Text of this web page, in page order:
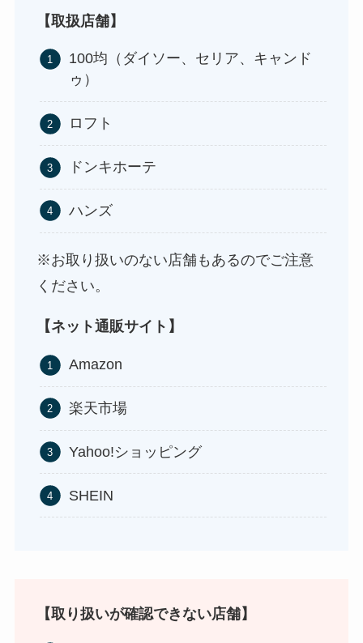
やニトリ？
アサイーの冷凍はどこに売ってる？コストコや業
食紅はどこで買える？ダイソーやセリアなどの100
均で売ってる？
【取扱店舗】
100均（ダイソー、セリア、キャンド
ゥ）
ロフト
ドンキホーテ
ハンズ
※お取り扱いのない店舗もあるのでご注意
ください。
【ネット通販サイト】
Amazon
楽天市場
Yahoo!ショッピング
SHEIN
【取り扱いが確認できない店舗】